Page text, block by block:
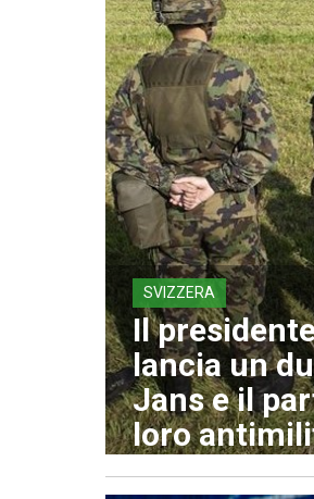
SVIZZERA
Il
lancia un
Jans e il
loro